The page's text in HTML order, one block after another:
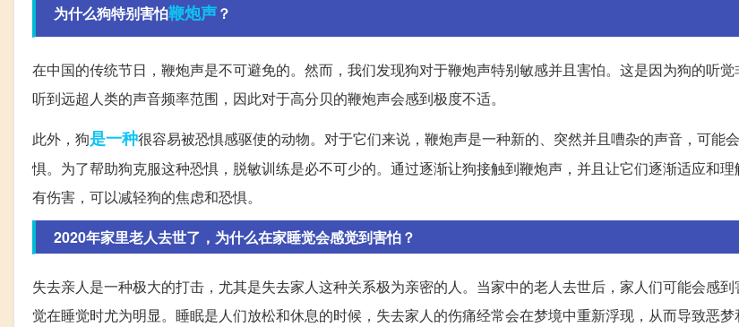
为什么狗特别害怕鞭炮声？
在中国的传统节日，鞭炮声是不可避免的。然而，我们发现狗对于鞭炮声特别敏感并且害怕。这是因为狗的听
听到远超人类的声音频率范围，因此对于高分贝的鞭炮声会感到极度不适。
此外，狗是一种很容易被恐惧感驱使的动物。对于它们来说，鞭炮声是一种新的、突然并且嘈杂的声音，可能
惧。为了帮助狗克服这种恐惧，脱敏训练是必不可少的。通过逐渐让狗接触到鞭炮声，并且让它们逐渐适应和
有伤害，可以减轻狗的焦虑和恐惧。
2020年家里老人去世了，为什么在家睡觉会感觉到害怕？
失去亲人是一种极大的打击，尤其是失去家人这种关系极为亲密的人。当家中的老人去世后，家人们可能会感
觉在睡觉时尤为明显。睡眠是人们放松和休息的时候，失去家人的伤痛经常会在梦境中重新浮现，从而导致恶梦